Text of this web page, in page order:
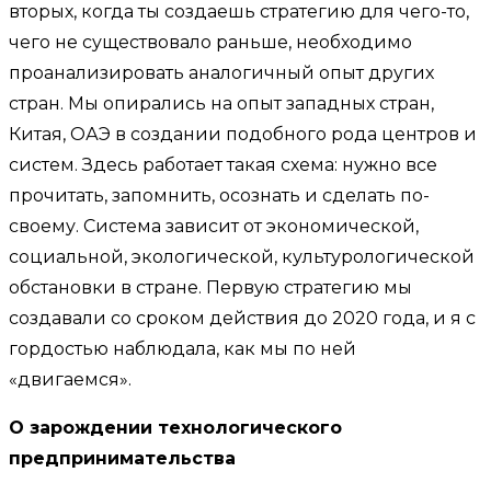
вторых, когда ты создаешь стратегию для чего-то,
чего не существовало раньше, необходимо
проанализировать аналогичный опыт других
стран. Мы опирались на опыт западных стран,
Китая, ОАЭ в создании подобного рода центров и
систем. Здесь работает такая схема: нужно все
прочитать, запомнить, осознать и сделать по-
своему. Система зависит от экономической,
социальной, экологической, культурологической
обстановки в стране. Первую стратегию мы
создавали со сроком действия до 2020 года, и я с
гордостью наблюдала, как мы по ней
«двигаемся».
О зарождении технологического
предпринимательства